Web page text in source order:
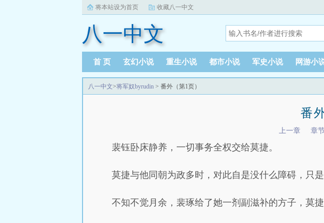
将本站设为首页 收藏八一中文
八一中文
首 页 玄幻小说 重生小说 都市小说 军史小说 网游小
八一中文>将军奴byrudin > 番外（第1页）
番
上一章 章
裴钰卧床静养，一切事务全权交给莫捷。
莫捷与他同朝为政多时，对此自是没什么障碍，只是
不知不觉月余，裴琢给了她一剂副滋补的方子，莫